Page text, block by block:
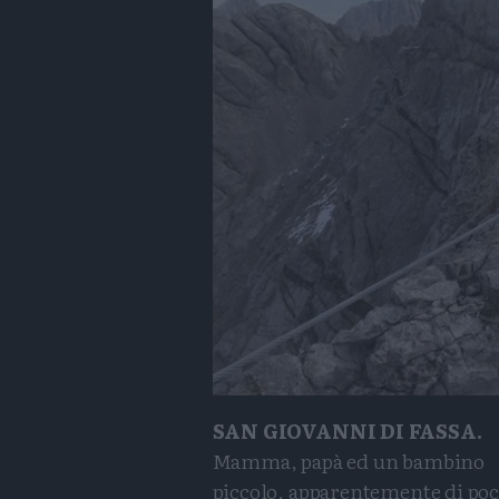
SAN GIOVANNI DI FASSA.
Mamma, papà ed un bambino
piccolo, apparentemente di